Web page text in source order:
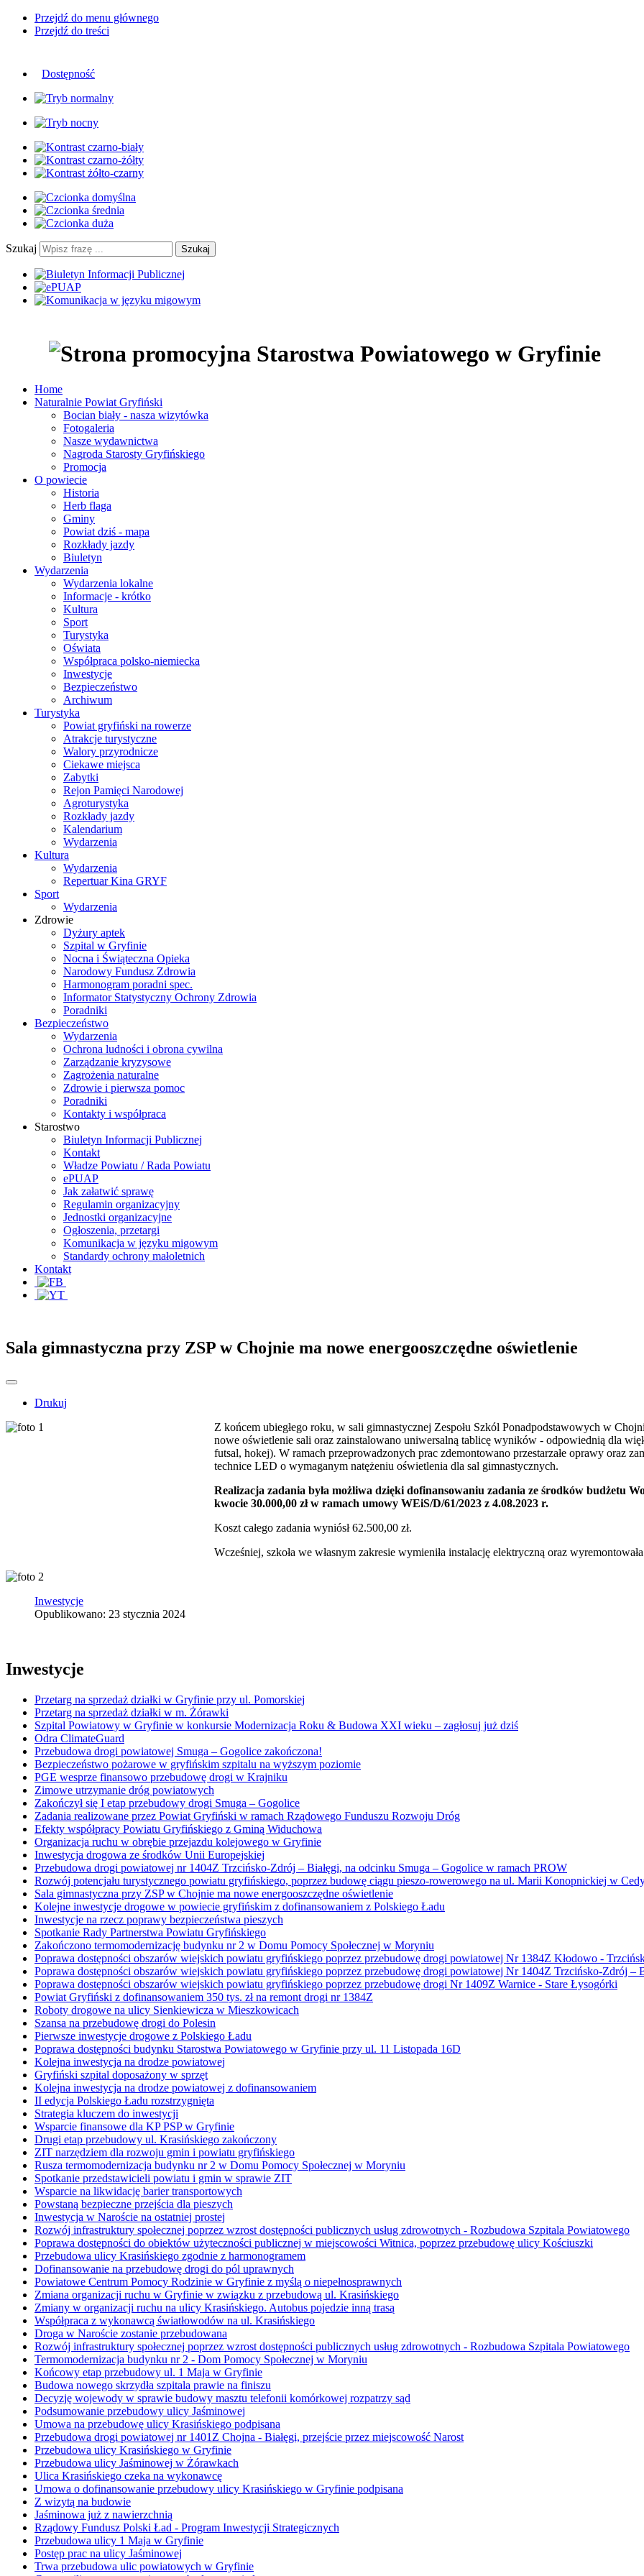
Przejdź do menu głównego
Przejdź do treści
Dostępność
Szukaj Szukaj
Home
Naturalnie Powiat Gryfiński
Bocian biały - nasza wizytówka
Fotogaleria
Nasze wydawnictwa
Nagroda Starosty Gryfińskiego
Promocja
O powiecie
Historia
Herb flaga
Gminy
Powiat dziś - mapa
Rozkłady jazdy
Biuletyn
Wydarzenia
Wydarzenia lokalne
Informacje - krótko
Kultura
Sport
Turystyka
Oświata
Współpraca polsko-niemiecka
Inwestycje
Bezpieczeństwo
Archiwum
Turystyka
Powiat gryfiński na rowerze
Atrakcje turystyczne
Walory przyrodnicze
Ciekawe miejsca
Zabytki
Rejon Pamięci Narodowej
Agroturystyka
Rozkłady jazdy
Kalendarium
Wydarzenia
Kultura
Wydarzenia
Repertuar Kina GRYF
Sport
Wydarzenia
Zdrowie
Dyżury aptek
Szpital w Gryfinie
Nocna i Świąteczna Opieka
Narodowy Fundusz Zdrowia
Harmonogram poradni spec.
Informator Statystyczny Ochrony Zdrowia
Poradniki
Bezpieczeństwo
Wydarzenia
Ochrona ludności i obrona cywilna
Zarządzanie kryzysowe
Zagrożenia naturalne
Zdrowie i pierwsza pomoc
Poradniki
Kontakty i współpraca
Starostwo
Biuletyn Informacji Publicznej
Kontakt
Władze Powiatu / Rada Powiatu
ePUAP
Jak załatwić sprawę
Regulamin organizacyjny
Jednostki organizacyjne
Ogłoszenia, przetargi
Komunikacja w języku migowym
Standardy ochrony małoletnich
Kontakt
Sala gimnastyczna przy ZSP w Chojnie ma nowe energooszczędne oświetlenie
Drukuj
Z końcem ubiegłego roku, w sali gimnastycznej Zespołu Szkól Ponadpodstawowych w
nowe oświetlenie sali oraz zainstalowano uniwersalną tablicę wyników - odpowiednią dla
futsal, hokej). W ramach przeprowadzonych prac zdemontowano przestarzałe oprawy oraz
technice LED o wymaganym natężeniu oświetlenia dla sal gimnastycznych.
Realizacja zadania była możliwa dzięki dofinansowaniu zadania ze środków budżetu
kwocie 30.000,00 zł w ramach umowy WEiS/D/61/2023 z 4.08.2023 r.
Koszt całego zadania wyniósł 62.500,00 zł.
Wcześniej, szkoła we własnym zakresie wymieniła instalację elektryczną oraz
Inwestycje
Opublikowano: 23 stycznia 2024
Inwestycje
Przetarg na sprzedaż działki w Gryfinie przy ul. Pomorskiej
Przetarg na sprzedaż działki w m. Żórawki
Szpital Powiatowy w Gryfinie w konkursie Modernizacja Roku & Budowa XXI wieku – zagłosuj już dziś
Odra ClimateGuard
Przebudowa drogi powiatowej Smuga – Gogolice zakończona!
Bezpieczeństwo pożarowe w gryfińskim szpitalu na wyższym poziomie
PGE wesprze finansowo przebudowę drogi w Krajniku
Zimowe utrzymanie dróg powiatowych
Zakończył się I etap przebudowy drogi Smuga – Gogolice
Zadania realizowane przez Powiat Gryfiński w ramach Rządowego Funduszu Rozwoju Dróg
Efekty współpracy Powiatu Gryfińskiego z Gminą Widuchowa
Organizacja ruchu w obrębie przejazdu kolejowego w Gryfinie
Inwestycja drogowa ze środków Unii Europejskiej
Przebudowa drogi powiatowej nr 1404Z Trzcińsko-Zdrój – Białęgi, na odcinku Smuga – Gogolice w ramach PROW
Rozwój potencjału turystycznego powiatu gryfińskiego, poprzez budowę ciągu pieszo-rowerowego na ul. Marii Konopnickiej w
Sala gimnastyczna przy ZSP w Chojnie ma nowe energooszczędne oświetlenie
Kolejne inwestycje drogowe w powiecie gryfińskim z dofinansowaniem z Polskiego Ładu
Inwestycje na rzecz poprawy bezpieczeństwa pieszych
Spotkanie Rady Partnerstwa Powiatu Gryfińskiego
Zakończono termomodernizację budynku nr 2 w Domu Pomocy Społecznej w Moryniu
Poprawa dostępności obszarów wiejskich powiatu gryfińskiego poprzez przebudowę drogi powiatowej Nr 1384Z Kłodowo -
Poprawa dostępności obszarów wiejskich powiatu gryfińskiego poprzez przebudowę drogi powiatowej Nr 1404Z Trzcińsko-Zdrój –
Poprawa dostępności obszarów wiejskich powiatu gryfińskiego poprzez przebudowę drogi Nr 1409Z Warnice - Stare Łysogórki
Powiat Gryfiński z dofinansowaniem 350 tys. zł na remont drogi nr 1384Z
Roboty drogowe na ulicy Sienkiewicza w Mieszkowicach
Szansa na przebudowę drogi do Polesin
Pierwsze inwestycje drogowe z Polskiego Ładu
Poprawa dostępności budynku Starostwa Powiatowego w Gryfinie przy ul. 11 Listopada 16D
Kolejna inwestycja na drodze powiatowej
Gryfiński szpital doposażony w sprzęt
Kolejna inwestycja na drodze powiatowej z dofinansowaniem
II edycja Polskiego Ładu rozstrzygnięta
Strategia kluczem do inwestycji
Wsparcie finansowe dla KP PSP w Gryfinie
Drugi etap przebudowy ul. Krasińskiego zakończony
ZIT narzędziem dla rozwoju gmin i powiatu gryfińskiego
Rusza termomodernizacja budynku nr 2 w Domu Pomocy Społecznej w Moryniu
Spotkanie przedstawicieli powiatu i gmin w sprawie ZIT
Wsparcie na likwidację barier transportowych
Powstaną bezpieczne przejścia dla pieszych
Inwestycja w Naroście na ostatniej prostej
Rozwój infrastruktury społecznej poprzez wzrost dostępności publicznych usług zdrowotnych - Rozbudowa Szpitala Powiatowego
Poprawa dostępności do obiektów użyteczności publicznej w miejscowości Witnica, poprzez przebudowę ulicy Kościuszki
Przebudowa ulicy Krasińskiego zgodnie z harmonogramem
Dofinansowanie na przebudowę drogi do pól uprawnych
Powiatowe Centrum Pomocy Rodzinie w Gryfinie z myślą o niepełnosprawnych
Zmiana organizacji ruchu w Gryfinie w związku z przebudową ul. Krasińskiego
Zmiany w organizacji ruchu na ulicy Krasińskiego. Autobus pojedzie inną trasą
Współpraca z wykonawcą światłowodów na ul. Krasińskiego
Droga w Naroście zostanie przebudowana
Rozwój infrastruktury społecznej poprzez wzrost dostępności publicznych usług zdrowotnych - Rozbudowa Szpitala Powiatowego
Termomodernizacja budynku nr 2 - Dom Pomocy Społecznej w Moryniu
Końcowy etap przebudowy ul. 1 Maja w Gryfinie
Budowa nowego skrzydła szpitala prawie na finiszu
Decyzję wojewody w sprawie budowy masztu telefonii komórkowej rozpatrzy sąd
Podsumowanie przebudowy ulicy Jaśminowej
Umowa na przebudowę ulicy Krasińskiego podpisana
Przebudowa drogi powiatowej nr 1401Z Chojna - Białęgi, przejście przez miejscowość Narost
Przebudowa ulicy Krasińskiego w Gryfinie
Przebudowa ulicy Jaśminowej w Żórawkach
Ulica Krasińskiego czeka na wykonawcę
Umowa o dofinansowanie przebudowy ulicy Krasińskiego w Gryfinie podpisana
Z wizytą na budowie
Jaśminowa już z nawierzchnią
Rządowy Fundusz Polski Ład - Program Inwestycji Strategicznych
Przebudowa ulicy 1 Maja w Gryfinie
Postęp prac na ulicy Jaśminowej
Trwa przebudowa ulic powiatowych w Gryfinie